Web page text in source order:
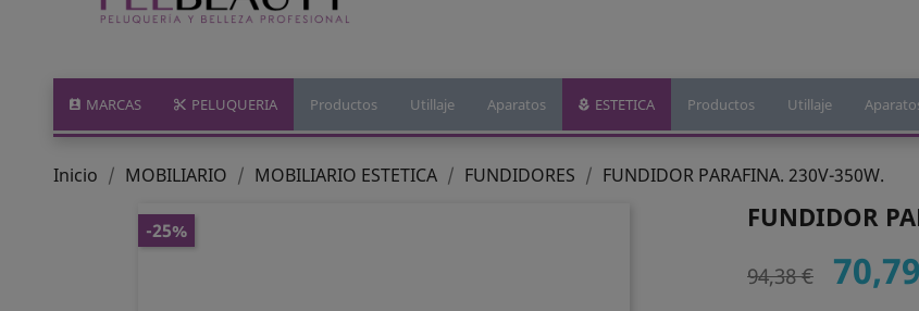
MARCAS PELUQUERIA Productos Utillaje Aparatos ESTETICA Productos Utillaje
Inicio MOBILIARIO MOBILIARIO ESTETICA FUNDIDORES FUNDIDOR PARAFINA. 230V-350W.
-25% FUNDIDOR
94,38 €